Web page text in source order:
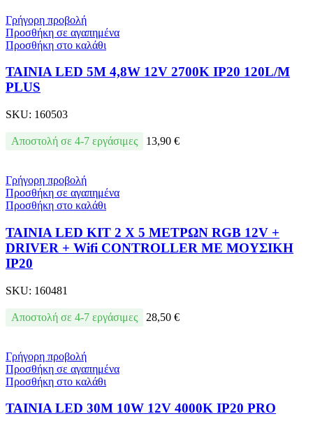
Γρήγορη προβολή
Προσθήκη σε αγαπημένα
Προσθήκη στο καλάθι
ΤΑΙΝΙΑ LED 5Μ 4,8W 12V 2700K IP20 120L/M
PLUS
SKU: 160503
Αποστολή σε 4-7 εργάσιμες 13,90 €
Γρήγορη προβολή
Προσθήκη σε αγαπημένα
Προσθήκη στο καλάθι
ΤΑΙΝΙΑ LED KIT 2 Χ 5 ΜΕΤΡΩΝ RGB 12V +
DRIVER + Wifi CONTROLLER ΜΕ ΜΟΥΣΙΚΗ
IP20
SKU: 160481
Αποστολή σε 4-7 εργάσιμες 28,50 €
Γρήγορη προβολή
Προσθήκη σε αγαπημένα
Προσθήκη στο καλάθι
ΤΑΙΝΙΑ LED 30M 10W 12V 4000K IP20 PRO